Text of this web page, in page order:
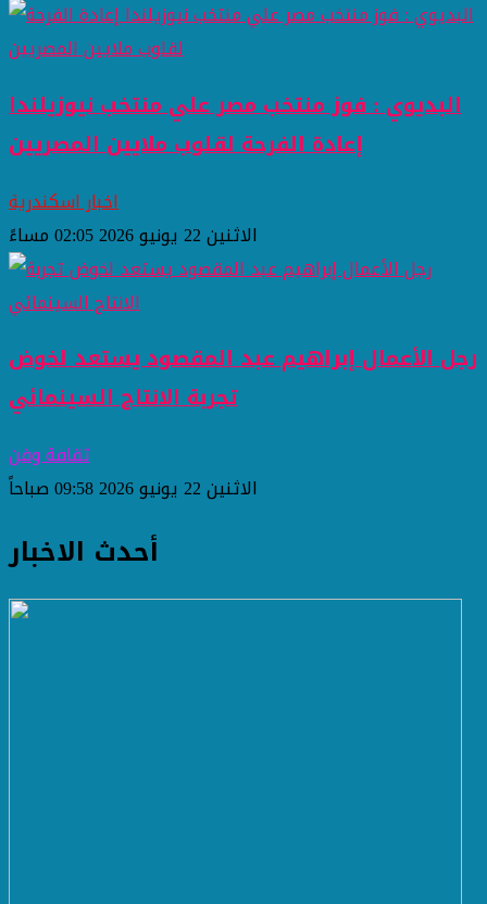
البديوي : فوز منتخب مصر علي منتخب نيوزيلندا
إعادة الفرحة لقلوب ملايين المصريين
اخبار اسكندرية
الاثنين 22 يونيو 2026 02:05 مساءً
رجل الأعمال إبراهيم عبد المقصود يستعد لخوض
تجربة الانتاج السينمائي
ثقافة وفن
الاثنين 22 يونيو 2026 09:58 صباحاً
أحدث الاخبار